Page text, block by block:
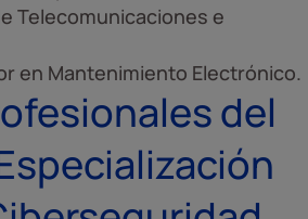
Telecomunicaciones e
en Mantenimiento Electrónico.
del